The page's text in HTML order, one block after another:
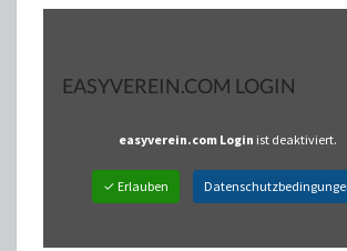
EASYVEREIN.COM LOGIN
easyverein.com Login ist deaktiviert.
✓ Erlauben